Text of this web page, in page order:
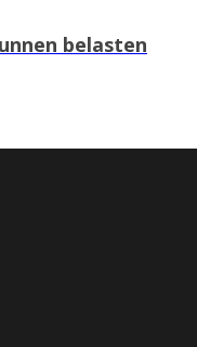
belasten